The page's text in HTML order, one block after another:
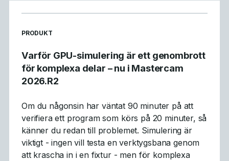
READ MORE ARTICLES ABOUT
PRODUKT
Varför GPU-simulering är ett genombrott
för komplexa delar – nu i Mastercam
2026.R2
Om du någonsin har väntat 90 minuter på att
verifiera ett program som körs på 20 minuter, så
känner du redan till problemet. Simulering är
viktigt - ingen vill testa en verktygsbana genom
att krascha in i en fixtur - men för komplexa